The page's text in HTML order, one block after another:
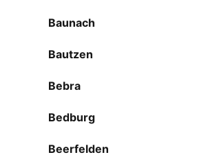
Baunach
Bautzen
Bebra
Bedburg
Beerfelden